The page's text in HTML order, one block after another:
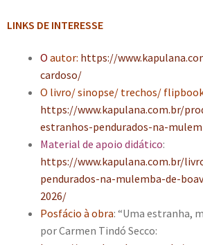
LINKS DE INTERESSE
O autor: https://
cardoso/
O livro/ sinopse/ trechos/
https://www.kapulana.com.br/
estranhos-pendurados-na-
Material de apoio didático:
https://www.kapulana.com.br/
pendurados-na-mulemba-de-
2026/
Posfácio à obra: “Uma estranha,
por Carmen Tindó Secco: